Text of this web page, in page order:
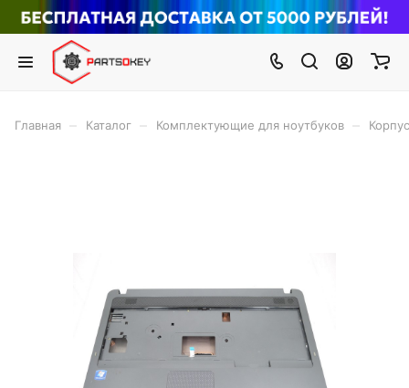
Главная Каталог Комплектующие для ноутбуков